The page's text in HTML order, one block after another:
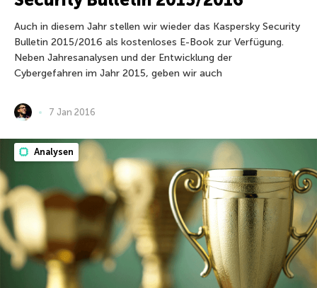
Auch in diesem Jahr stellen wir wieder das Kaspersky Security
Bulletin 2015/2016 als kostenloses E-Book zur Verfügung.
Neben Jahresanalysen und der Entwicklung der
Cybergefahren im Jahr 2015, geben wir auch
7 Jan 2016
Analysen